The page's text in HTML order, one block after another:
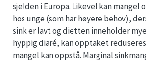
sjelden i Europa. Likevel kan mangel
hos unge (som har høyere behov),
sink er lavt og dietten inneholder
hyppig diaré, kan opptaket
mangel kan oppstå. Marginal